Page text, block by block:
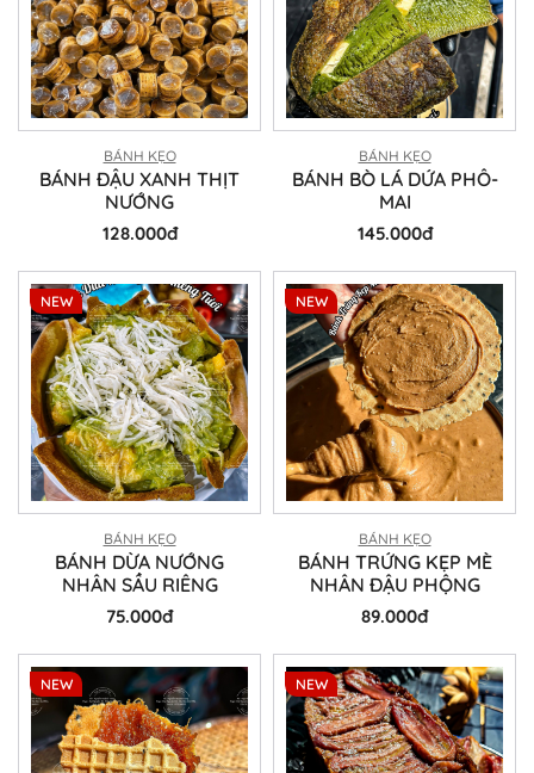
BÁNH KẸO
BÁNH ĐẬU XANH THỊT
NƯỚNG
128.000đ
BÁNH KẸO
BÁNH BÒ LÁ DỨA PHÔ-
MAI
145.000đ
BÁNH KẸO
BÁNH DỪA NƯỚNG
NHÂN SẦU RIÊNG
75.000đ
NEW
BÁNH KẸO
BÁNH TRỨNG KẸP MÈ
NHÂN ĐẬU PHỘNG
89.000đ
NEW
NEW NEW